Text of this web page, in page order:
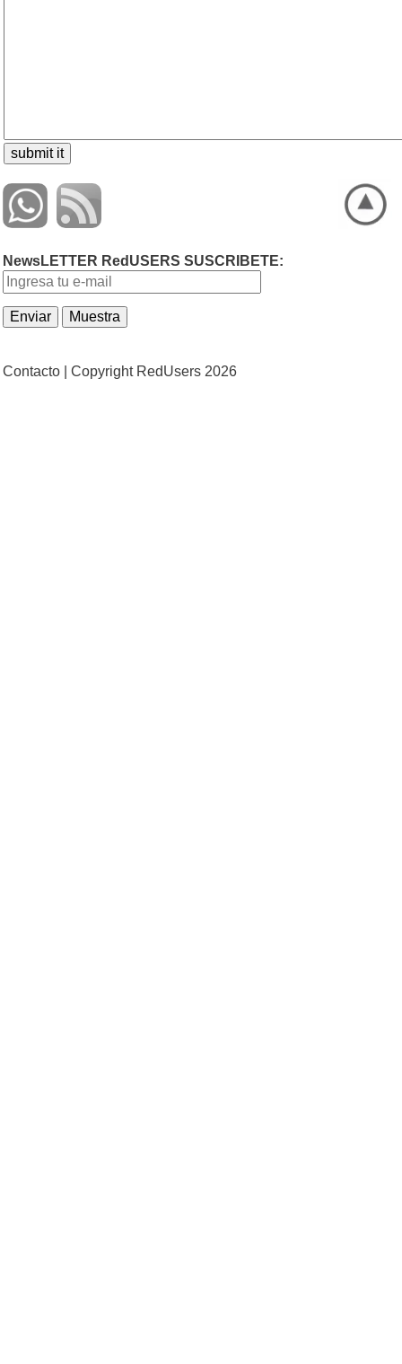
NewsLETTER RedUSERS SUSCRIBETE:
Contacto | Copyright RedUsers 2026